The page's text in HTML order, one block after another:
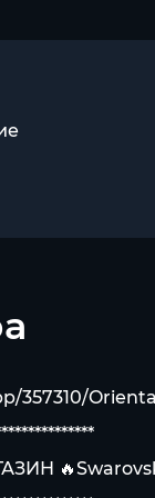
357310/